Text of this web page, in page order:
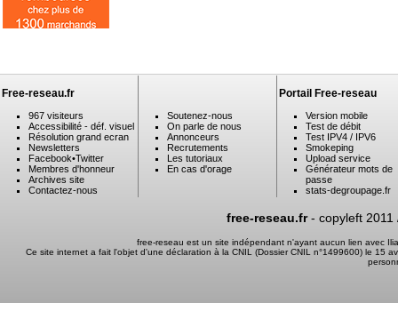
Free-reseau.fr
967 visiteurs
Accessibilité - déf. visuel
Résolution grand ecran
Newsletters
Facebook•Twitter
Membres d'honneur
Archives site
Contactez-nous
Soutenez-nous
On parle de nous
Annonceurs
Recrutements
Les tutoriaux
En cas d'orage
Portail Free-reseau
Version mobile
Test de débit
Test IPV4 / IPV6
Smokeping
Upload service
Générateur mots de
passe
stats-degroupage.fr
free-reseau.fr- copyleft 2011
free-reseau est un site indépendant n'ayant aucun lien avec
Ce site internet a fait l'objet d'une déclaration à la CNIL (Dossier CNIL n°1499600) le 15